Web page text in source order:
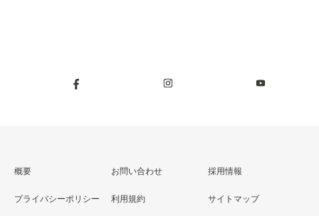
概要 お問い合わせ 採用情報
プライバシーポリシー 利用規約 サイトマップ